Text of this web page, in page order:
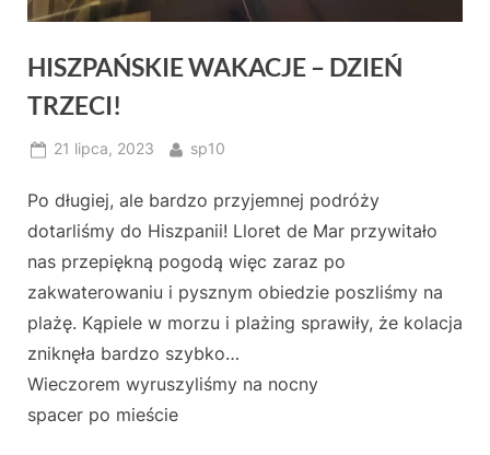
HISZPAŃSKIE WAKACJE – DZIEŃ
TRZECI!
Posted
21 lipca, 2023 By
sp10
Po długiej, ale bardzo przyjemnej podróży
dotarliśmy do Hiszpanii! Lloret de Mar przywitało
nas przepiękną pogodą więc zaraz po
zakwaterowaniu i pysznym obiedzie poszliśmy na
plażę. Kąpiele w morzu i plażing sprawiły, że kolacja
zniknęła bardzo szybko…
Wieczorem wyruszyliśmy na nocny
spacer po mieście